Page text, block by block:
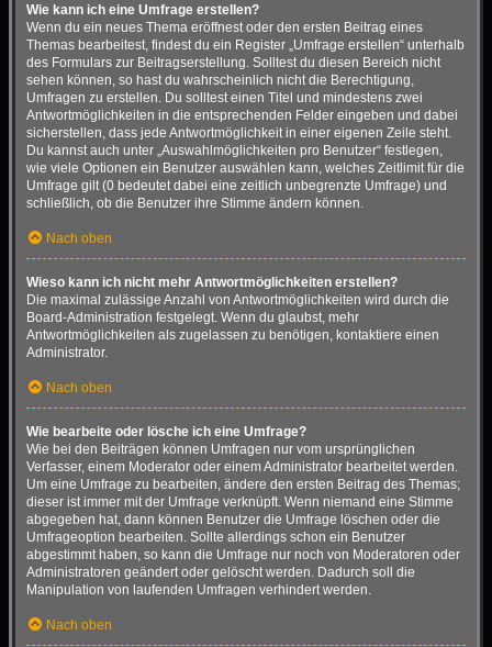
Wie kann ich eine Umfrage erstellen?
Wenn du ein neues Thema eröffnest oder den ersten Beitrag eines
Themas bearbeitest, findest du ein Register „Umfrage erstellen“ unterhalb
des Formulars zur Beitragserstellung. Solltest du diesen Bereich nicht
sehen können, so hast du wahrscheinlich nicht die Berechtigung,
Umfragen zu erstellen. Du solltest einen Titel und mindestens zwei
Antwortmöglichkeiten in die entsprechenden Felder eingeben und dabei
sicherstellen, dass jede Antwortmöglichkeit in einer eigenen Zeile steht.
Du kannst auch unter „Auswahlmöglichkeiten pro Benutzer“ festlegen,
wie viele Optionen ein Benutzer auswählen kann, welches Zeitlimit für die
Umfrage gilt (0 bedeutet dabei eine zeitlich unbegrenzte Umfrage) und
schließlich, ob die Benutzer ihre Stimme ändern können.
Nach oben
Wieso kann ich nicht mehr Antwortmöglichkeiten erstellen?
Die maximal zulässige Anzahl von Antwortmöglichkeiten wird durch die
Board-Administration festgelegt. Wenn du glaubst, mehr
Antwortmöglichkeiten als zugelassen zu benötigen, kontaktiere einen
Administrator.
Nach oben
Wie bearbeite oder lösche ich eine Umfrage?
Wie bei den Beiträgen können Umfragen nur vom ursprünglichen
Verfasser, einem Moderator oder einem Administrator bearbeitet werden.
Um eine Umfrage zu bearbeiten, ändere den ersten Beitrag des Themas;
dieser ist immer mit der Umfrage verknüpft. Wenn niemand eine Stimme
abgegeben hat, dann können Benutzer die Umfrage löschen oder die
Umfrageoption bearbeiten. Sollte allerdings schon ein Benutzer
abgestimmt haben, so kann die Umfrage nur noch von Moderatoren oder
Administratoren geändert oder gelöscht werden. Dadurch soll die
Manipulation von laufenden Umfragen verhindert werden.
Nach oben